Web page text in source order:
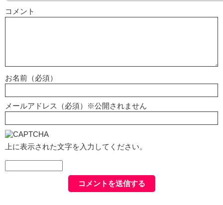
コメント
お名前（必須）
メールアドレス（必須）※公開されません
上に表示された文字を入力してください。